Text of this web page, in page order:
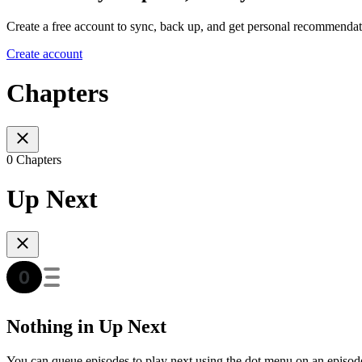
Create a free account to sync, back up, and get personal
Create account
Chapters
0 Chapters
Up Next
Nothing in Up Next